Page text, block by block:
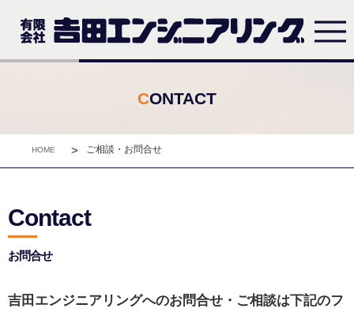
CONTACT
HOME > ご相談・お問合せ
Contact
お問合せ
吉田エンジニアリングへのお問合せ・ご相談は下記のフ